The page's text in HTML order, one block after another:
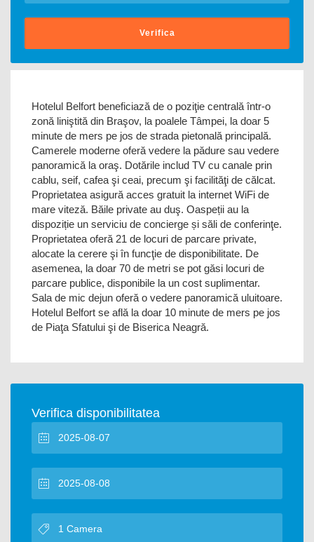
Verifica
Hotelul Belfort beneficiază de o poziţie centrală într-o
zonă liniştită din Braşov, la poalele Tâmpei, la doar 5
minute de mers pe jos de strada pietonală principală.
Camerele moderne oferă vedere la pădure sau vedere
panoramică la oraş. Dotările includ TV cu canale prin
cablu, seif, cafea şi ceai, precum şi facilităţi de călcat.
Proprietatea asigură acces gratuit la internet WiFi de
mare viteză. Băile private au duş. Oaspeții au la
dispoziție un serviciu de concierge și săli de conferinţe.
Proprietatea oferă 21 de locuri de parcare private,
alocate la cerere şi în funcţie de disponibilitate. De
asemenea, la doar 70 de metri se pot găsi locuri de
parcare publice, disponibile la un cost suplimentar.
Sala de mic dejun oferă o vedere panoramică uluitoare.
Hotelul Belfort se află la doar 10 minute de mers pe jos
de Piaţa Sfatului şi de Biserica Neagră.
Verifica disponibilitatea